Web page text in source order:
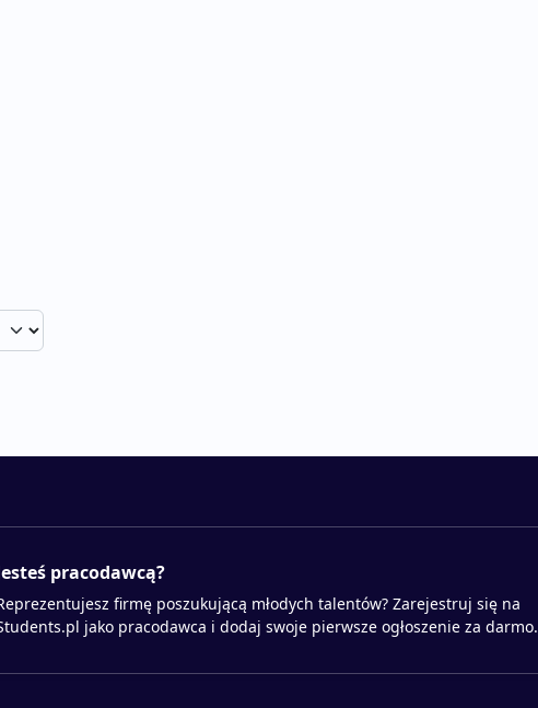
pracodawcą?
firmę poszukującą młodych talentów? Zarejestruj się na
jako pracodawca i dodaj swoje pierwsze ogłoszenie za darmo.